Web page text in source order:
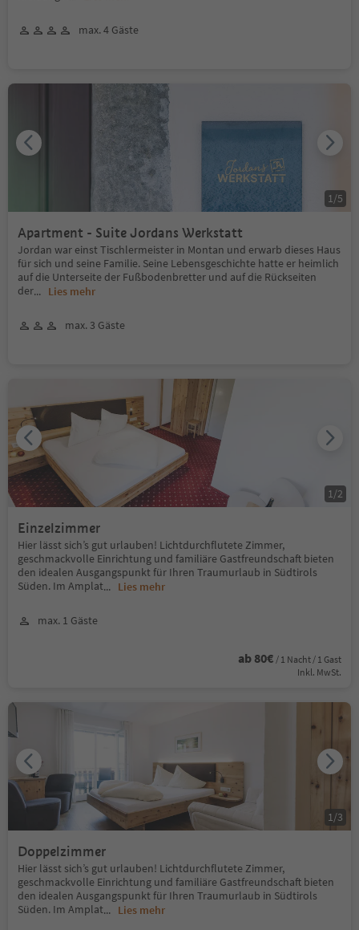
max. 4 Gäste
Apartment - Suite Jordans Werkstatt
Jordan war einst Tischlermeister in Montan und erwarb dieses Haus
für sich und seine Familie. Seine Lebensgeschichte hatte er heimlich
auf die Unterseite der Fußbodenbretter und auf die Rückseiten
der... Lies mehr
max. 3 Gäste
1/5
Einzelzimmer
Hier lässt sich’s gut urlauben! Lichtdurchflutete Zimmer,
geschmackvolle Einrichtung und familiäre Gastfreundschaft bieten
den idealen Ausgangspunkt für Ihren Traumurlaub in Südtirols
Süden. Im Amplat... Lies mehr
max. 1 Gäste
ab 80€ / 1 Nacht / 1 Gast
Inkl. MwSt.
1/2
Doppelzimmer
Hier lässt sich’s gut urlauben! Lichtdurchflutete Zimmer,
geschmackvolle Einrichtung und familiäre Gastfreundschaft bieten
den idealen Ausgangspunkt für Ihren Traumurlaub in Südtirols
Süden. Im Amplat... Lies mehr
1/3